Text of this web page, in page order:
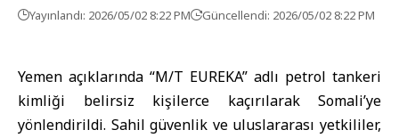
Yayınlandı: 2026/05/02 8:22 PM Güncellendi: 2026/05/02 8:22 PM
Yemen açıklarında “M/T EUREKA” adlı petrol tankeri
kimliği belirsiz kişilerce kaçırılarak Somali’ye
yönlendirildi. Sahil güvenlik ve uluslararası yetkililer,